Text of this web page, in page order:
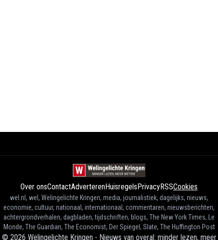
Over onsContactAdverterenHuisregelsPrivacyRSSCookies
wel.nl, wel, Welingelichte Kringen, media, journalistiek, dagelijks, nieuws,
economie, cultuur, nationaal, internationaal, commentaren, nieuwsberichten,
achtergrondverhalen, dagbladen, tijdschriften, blogs, The New York Times, Le
Monde, The Guardian, The Economist, Der Spiegel, Slate, The Huffington Post
© 2026 Welingelichte Kringen - Nieuws van overal: minder lezen, meer